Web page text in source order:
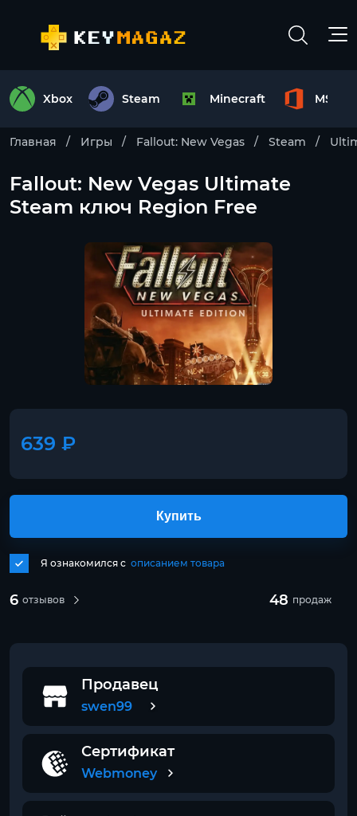
Xbox Steam Minecraft MS
Главная Игры Fallout: New Vegas Steam
Fallout: New Vegas Ultimate
Steam ключ Region Free
639 ₽
6 отзывов 48 продаж
Я ознакомился с описанием товара
Купить
Продавец
swen99
Сертификат
Webmoney